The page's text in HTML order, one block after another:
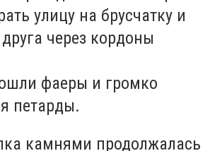
улицу на брусчатку и
через кордоны
фаеры и громко
петарды.
камнями продолжалась